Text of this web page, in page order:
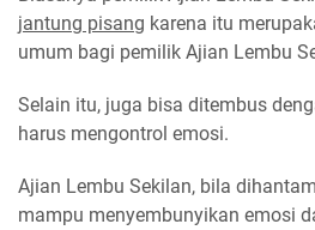
jantung pisang karena itu
umum bagi pemilik Ajian Lembu
Selain itu, juga bisa ditembus
harus mengontrol emosi.
Ajian Lembu Sekilan, bila
mampu menyembunyikan emosi